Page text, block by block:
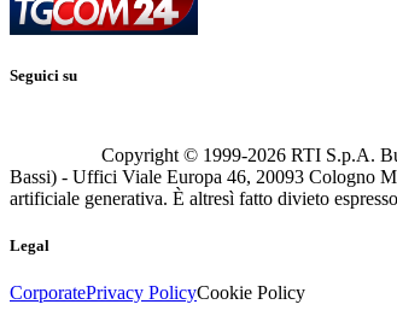
Seguici su
Copyright © 1999-2026 RTI S.p.A.
Bassi) - Uffici Viale Europa 46, 20093 Cologno
artificiale generativa. È altresì fatto divieto
Legal
CorporatePrivacy PolicyCookie Policy